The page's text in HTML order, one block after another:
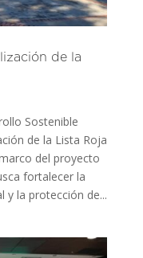
de la
Sostenible
de la Lista Roja
del proyecto
fortalecer la
y la protección de...